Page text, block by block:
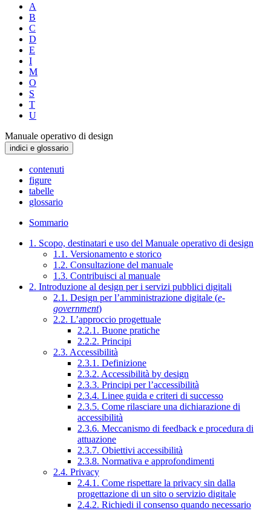
A
B
C
D
E
I
M
O
S
T
U
Manuale operativo di design
indici e glossario
contenuti
figure
tabelle
glossario
Sommario
1. Scopo, destinatari e uso del Manuale operativo di design
1.1. Versionamento e storico
1.2. Consultazione del manuale
1.3. Contribuisci al manuale
2. Introduzione al design per i servizi pubblici digitali
2.1. Design per l’amministrazione digitale (e-
government)
2.2. L’approccio progettuale
2.2.1. Buone pratiche
2.2.2. Principi
2.3. Accessibilità
2.3.1. Definizione
2.3.2. Accessibilità by design
2.3.3. Principi per l’accessibilità
2.3.4. Linee guida e criteri di successo
2.3.5. Come rilasciare una dichiarazione di
accessibilità
2.3.6. Meccanismo di feedback e procedura di
attuazione
2.3.7. Obiettivi accessibilità
2.3.8. Normativa e approfondimenti
2.4. Privacy
2.4.1. Come rispettare la privacy sin dalla
progettazione di un sito o servizio digitale
2.4.2. Richiedi il consenso quando necessario